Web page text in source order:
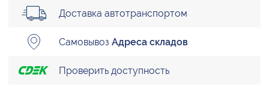
Доставка автотранспортом
Самовывоз Адреса складов
Проверить доступность